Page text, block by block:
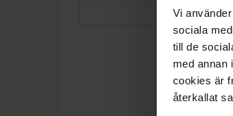
Vi
sociala
till de
med annan
cookies är
återkallat